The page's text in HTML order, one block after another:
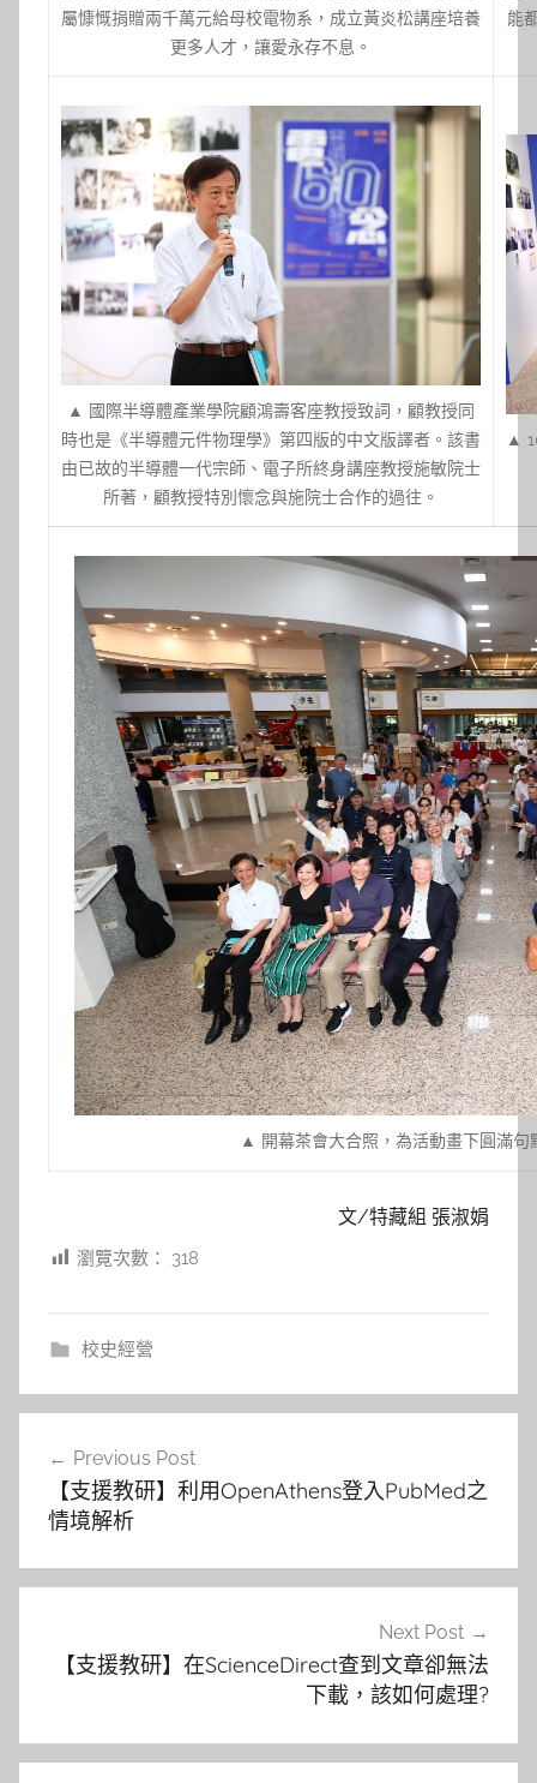
屬慷慨捐贈兩千萬元給母校電物系，成立黃炎松講座培養
更多人才，讓愛永存不息。
能
▲ 國際半導體產業學院顧鴻壽客座教授致詞，顧教授同
時也是《半導體元件物理學》第四版的中文版譯者。該書
由已故的半導體一代宗師、電子所終身講座教授施敏院士
所著，顧教授特別懷念與施院士合作的過往。
▲
▲ 開幕茶會大合照，為活動畫下圓滿句
文/特藏組 張淑娟
瀏覽次數： 318
校史經營
導
覽
Previous Post
【支援教研】利用OpenAthens登入PubMed之
情境解析
Next Post
【支援教研】在ScienceDirect查到文章卻無法
下載，該如何處理?